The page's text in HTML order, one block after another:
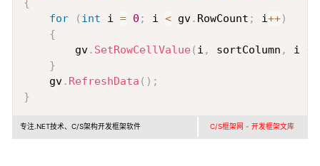
{
for
( int i = 0 ; i < gv. RowCount ; i++)
{
        gv
. SetRowCellValue( i , sortColumn , i +
}
    gv
. RefreshData ( ) ;
}
专注.NET技术、C/S架构开发框架软件 C/S框架网 - 开发框架文库